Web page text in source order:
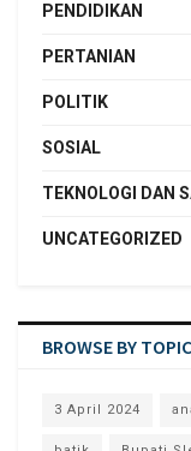
PENDIDIKAN
PERTANIAN
POLITIK
SOSIAL
TEKNOLOGI DAN
UNCATEGORIZED
BROWSE BY
3 April 2024